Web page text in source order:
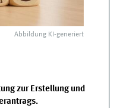
Abbildung KI-generiert
zur Erstellung und